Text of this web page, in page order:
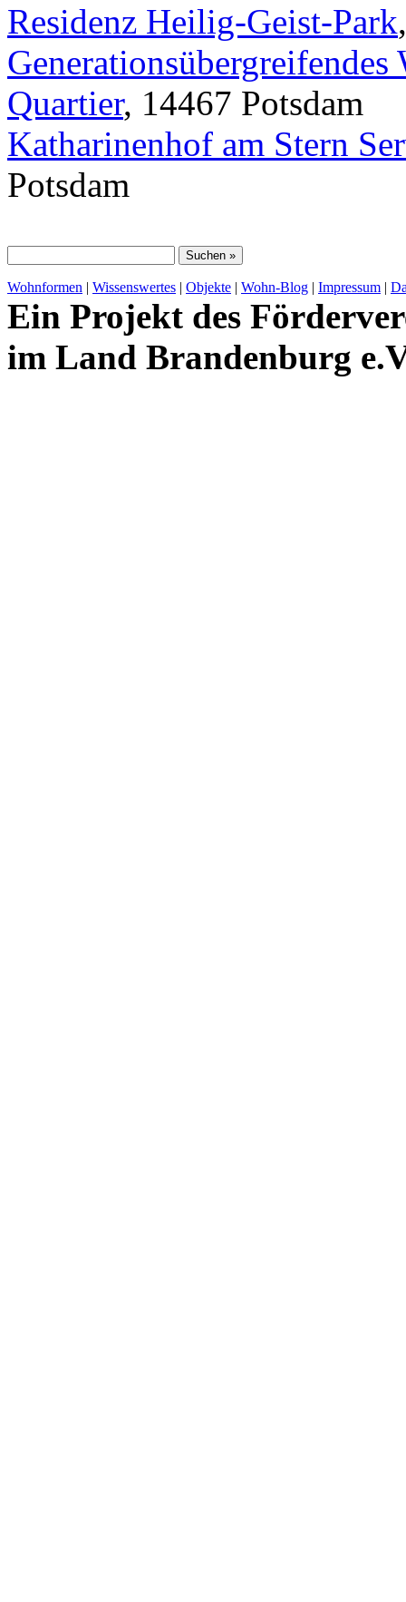
Residenz Heilig-Geist-Park
Quartier, 14467 Potsdam
Katharinenhof am Stern
Potsdam
Wohnformen | Wissenswertes | Objekte | Wohn-Blog | Impressum |
Ein Projekt des
im Land Brandenburg